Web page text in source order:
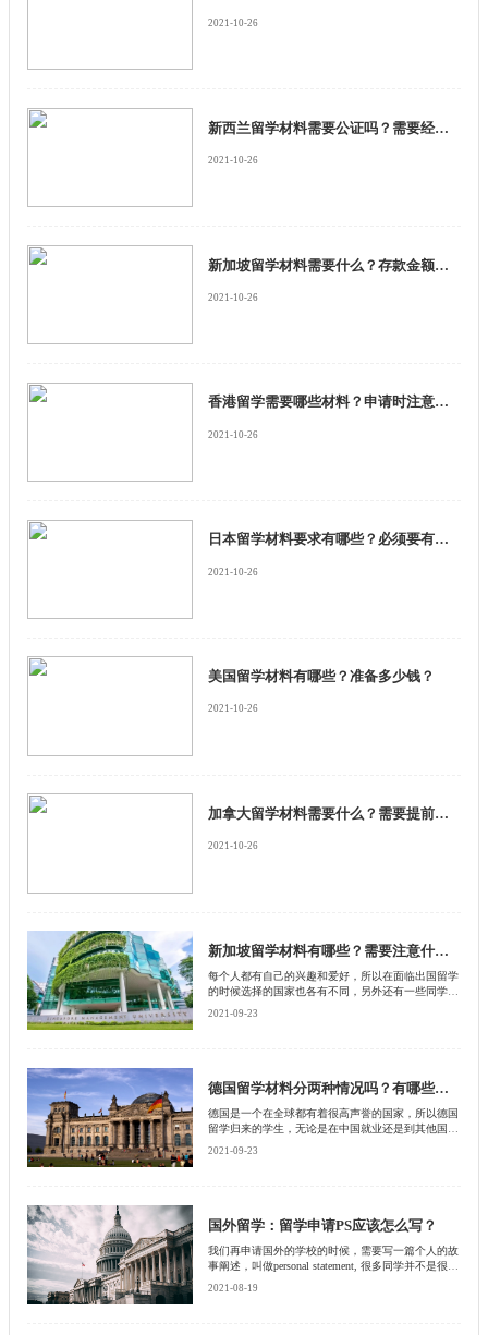
2021-10-26
新西兰留学材料需要公证吗？需要经济证明材料吗？
2021-10-26
新加坡留学材料需要什么？存款金额要多少钱？
2021-10-26
香港留学需要哪些材料？申请时注意什么？
2021-10-26
日本留学材料要求有哪些？必须要有日语考试吗？
2021-10-26
美国留学材料有哪些？准备多少钱？
2021-10-26
加拿大留学材料需要什么？需要提前准备吗？
2021-10-26
新加坡留学材料有哪些？需要注意什么？
每个人都有自己的兴趣和爱好，所以在面临出国留学
的时候选择的国家也各有不同，另外还有一些同学在
2021-09-23
德国留学材料分两种情况吗？有哪些不同？
德国是一个在全球都有着很高声誉的国家，所以德国
留学归来的学生，无论是在中国就业还是到其他国家
2021-09-23
国外留学：留学申请PS应该怎么写？
我们再申请国外的学校的时候，需要写一篇个人的故
事阐述，叫做personal statement, 很多同学并不是很懂
2021-08-19